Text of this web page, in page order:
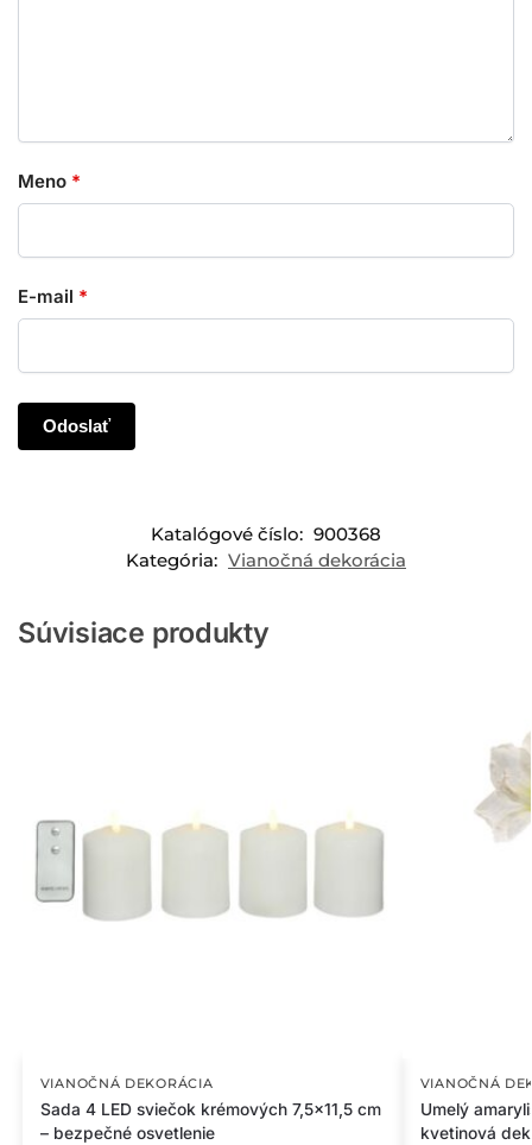
Meno *
E-mail *
Katalógové číslo: 900368
Kategória: Vianočná dekorácia
Súvisiace produkty
VIANOČNÁ DEKORÁCIA
Sada 4 LED sviečok krémových 7,5×11,5 cm
– bezpečné osvetlenie
VIANOČNÁ
Umelý
kvetinová